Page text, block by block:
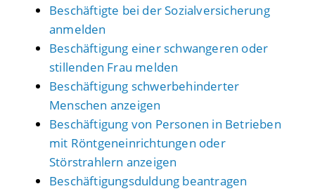
Beschäftigte bei der Sozialversicherung
anmelden
Beschäftigung einer schwangeren oder
stillenden Frau melden
Beschäftigung schwerbehinderter
Menschen anzeigen
Beschäftigung von Personen in Betrieben
mit Röntgeneinrichtungen oder
Störstrahlern anzeigen
Beschäftigungsduldung beantragen